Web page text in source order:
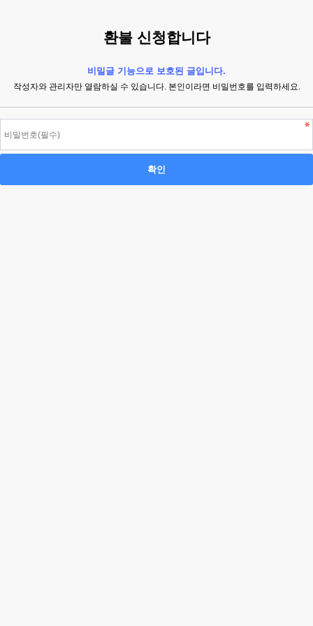
환불 신청합니다
비밀글 기능으로 보호된 글입니다.
작성자와 관리자만 열람하실 수 있습니다. 본인이라면 비밀번호를 입력하세요.